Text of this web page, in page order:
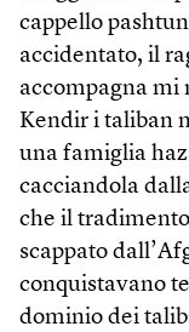
cappello
accidentato, il
accompagna mi
Kendir i taliban
una famiglia
cacciandola
che il
scappato
conquistavano
dominio dei